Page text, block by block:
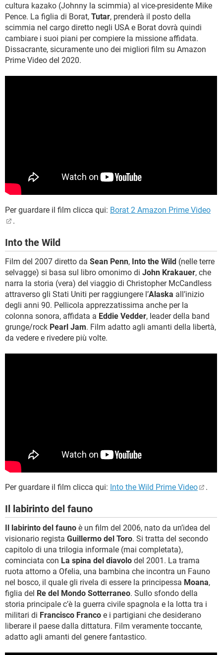
cultura kazako (Johnny la scimmia) al vice-presidente Mike
Pence. La figlia di Borat, Tutar, prenderà il posto della
scimmia nel cargo diretto negli USA e Borat dovrà quindi
cambiare i suoi piani per compiere la missione affidata.
Dissacrante, sicuramente uno dei migliori film su Amazon
Prime Video del 2020.
Per guardare il film clicca qui: Borat 2 Amazon Prime Video
.
Into the Wild
Film del 2007 diretto da Sean Penn, Into the Wild (nelle terre
selvagge) si basa sul libro omonimo di John Krakauer, che
narra la storia (vera) del viaggio di Christopher McCandless
attraverso gli Stati Uniti per raggiungere l’Alaska all’inizio
degli anni 90. Pellicola apprezzatissima anche per la
colonna sonora, affidata a Eddie Vedder, leader della band
grunge/rock Pearl Jam. Film adatto agli amanti della libertà,
da vedere e rivedere più volte.
Per guardare il film clicca qui: Into the Wild Prime Video .
Il labirinto del fauno
Il labirinto del fauno è un film del 2006, nato da un’idea del
visionario regista Guillermo del Toro. Si tratta del secondo
capitolo di una trilogia informale (mai completata),
cominciata con La spina del diavolo del 2001. La trama
ruota attorno a Ofelia, una bambina che incontra un Fauno
nel bosco, il quale gli rivela di essere la principessa Moana,
figlia del Re del Mondo Sotterraneo. Sullo sfondo della
storia principale c’è la guerra civile spagnola e la lotta tra i
militari di Francisco Franco e i partigiani che desiderano
liberare il paese dalla dittatura. Film veramente toccante,
adatto agli amanti del genere fantastico.